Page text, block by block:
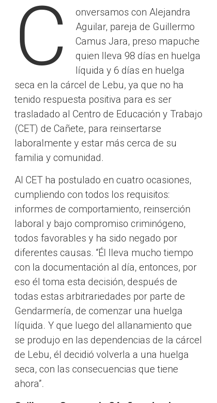
C
onversamos con Alejandra
Aguilar, pareja de Guillermo
Camus Jara, preso mapuche
quien lleva 98 días en huelga
líquida y 6 días en huelga
seca en la cárcel de Lebu, ya que no ha
tenido respuesta positiva para es ser
trasladado al Centro de Educación y Trabajo
(CET) de Cañete, para reinsertarse
laboralmente y estar más cerca de su
familia y comunidad.
Al CET ha postulado en cuatro ocasiones,
cumpliendo con todos los requisitos:
informes de comportamiento, reinserción
laboral y bajo compromiso criminógeno,
todos favorables y ha sido negado por
diferentes causas. “Él lleva mucho tiempo
con la documentación al día, entonces, por
eso él toma esta decisión, después de
todas estas arbitrariedades por parte de
Gendarmería, de comenzar una huelga
líquida. Y que luego del allanamiento que
se produjo en las dependencias de la cárcel
de Lebu, él decidió volverla a una huelga
seca, con las consecuencias que tiene
ahora”.